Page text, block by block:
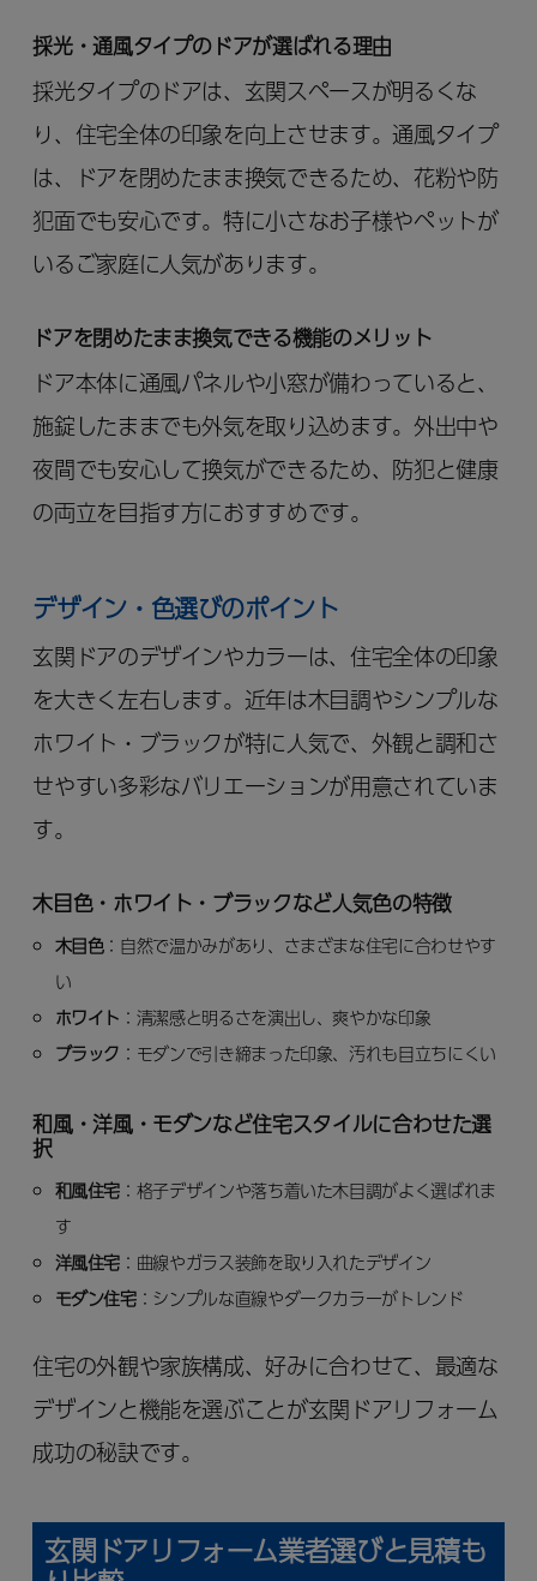
採光・通風タイプのドアが選ばれる理由
採光タイプのドアは、玄関スペースが明るくな
り、住宅全体の印象を向上させます。通風タイプ
は、ドアを閉めたまま換気できるため、花粉や防
犯面でも安心です。特に小さなお子様やペットが
いるご家庭に人気があります。
ドアを閉めたまま換気できる機能のメリット
ドア本体に通風パネルや小窓が備わっていると、
施錠したままでも外気を取り込めます。外出中や
夜間でも安心して換気ができるため、防犯と健康
の両立を目指す方におすすめです。
デザイン・色選びのポイント
玄関ドアのデザインやカラーは、住宅全体の印象
を大きく左右します。近年は木目調やシンプルな
ホワイト・ブラックが特に人気で、外観と調和さ
せやすい多彩なバリエーションが用意されていま
す。
木目色・ホワイト・ブラックなど人気色の特徴
木目色：自然で温かみがあり、さまざまな住宅に合わせやす
い
ホワイト ：清潔感と明るさを演出し、爽やかな印象
ブラック ：モダンで引き締まった印象、汚れも目立ちにくい
和風・洋風・モダンなど住宅スタイルに合わせた選
択
和風住宅 ：格子デザインや落ち着いた木目調がよく選ばれま
す
洋風住宅 ：曲線やガラス装飾を取り入れたデザイン
モダン住宅：シンプルな直線やダークカラーがトレンド
住宅の外観や家族構成、好みに合わせて、最適な
デザインと機能を選ぶことが玄関ドアリフォーム
成功の秘訣です。
玄関ドアリフォーム業者選びと見積も